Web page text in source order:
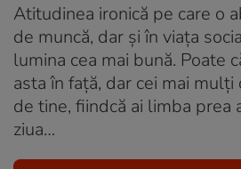
Atitudinea ironică pe care o
de muncă, dar şi în viaţa
lumina cea mai bună. Poate
asta în faţă, dar cei mai
de tine, fiindcă ai limba prea
ziua…